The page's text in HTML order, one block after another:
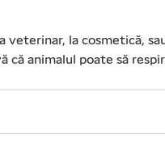
la cosmetică,
că animalul poate să